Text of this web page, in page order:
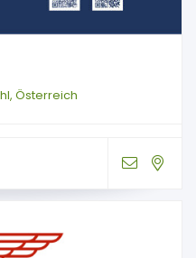
Österreich